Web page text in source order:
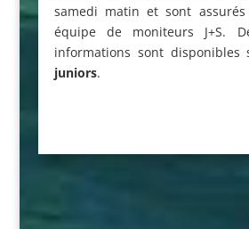
samedi matin et sont
équipe de moniteurs J+S.
informations sont disponibles
juniors.